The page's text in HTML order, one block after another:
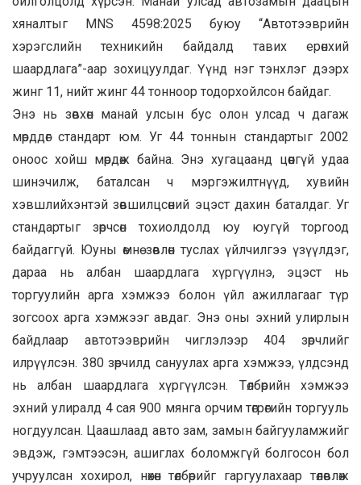
хяналтыг MNS 4598:2025 буюу “Автотээврийн
хэрэгслийн техникийн байдалд тавих ерөнхий
шаардлага”-аар зохицуулдаг. Үүнд нэг тэнхлэг дээрх
жинг 11, нийт жинг 44 тонноор тодорхойлсон байдаг.
Энэ нь зөвхөн манай улсын бус олон улсад ч дагаж
мөрддөг стандарт юм. Уг 44 тоннын стандартыг 2002
оноос хойш мөрдөж байна. Энэ хугацаанд цөөнгүй удаа
шинэчилж, баталсан ч мэргэжилтнүүд, хувийн
хэвшлийхэнтэй зөвшилцсөний эцэст дахин баталдаг. Уг
стандартыг зөрчсөн тохиолдолд юу юугүй торгоод
байдаггүй. Юуны өмнө зөвлөн туслах үйлчилгээ үзүүлдэг,
дараа нь албан шаардлага хүргүүлнэ, эцэст нь
торгуулийн арга хэмжээ болон үйл ажиллагааг түр
зогсоох арга хэмжээг авдаг. Энэ оны эхний улирлын
байдлаар автотээврийн чиглэлээр 404 зөрчлийг
илрүүлсэн. 380 зөрчилд сануулах арга хэмжээ, үлдсэнд
нь албан шаардлага хүргүүлсэн. Төлбөрийн хэмжээ
эхний улиралд 4 сая 900 мянга орчим төгрөгийн торгууль
ногдуулсан. Цаашлаад авто зам, замын байгууламжийг
эвдэж, гэмтээсэн, ашиглах боломжгүй болгосон бол
учруулсан хохирол, нөхөн төлбөрийг гаргуулахаар төлөвлөж